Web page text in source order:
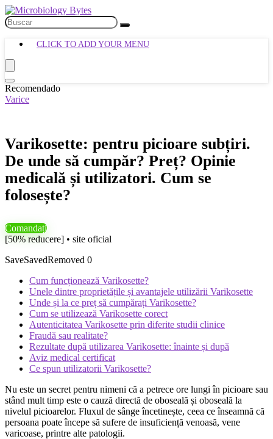
CLICK TO ADD YOUR MENU
Recomendado
Varice
Varikosette: pentru picioare subțiri.
De unde să cumpăr? Preț? Opinie
medicală și utilizatori. Cum se
folosește?
Comandați
[50% reducere] • site oficial
SaveSavedRemoved 0
Cum funcționează Varikosette?
Unele dintre proprietățile și avantajele utilizării Varikosette
Unde și la ce preț să cumpărați Varikosette?
Cum se utilizează Varikosette corect
Autenticitatea Varikosette prin diferite studii clinice
Fraudă sau realitate?
Rezultate după utilizarea Varikosette: înainte și după
Aviz medical certificat
Ce spun utilizatorii Varikosette?
Nu este un secret pentru nimeni că a petrece ore lungi în picioare sau
stând mult timp este o cauză directă de oboseală și oboseală la
nivelul picioarelor. Fluxul de sânge încetinește, ceea ce înseamnă că
persoana poate începe să sufere de insuficiență venoasă, vene
varicoase, printre alte patologii.